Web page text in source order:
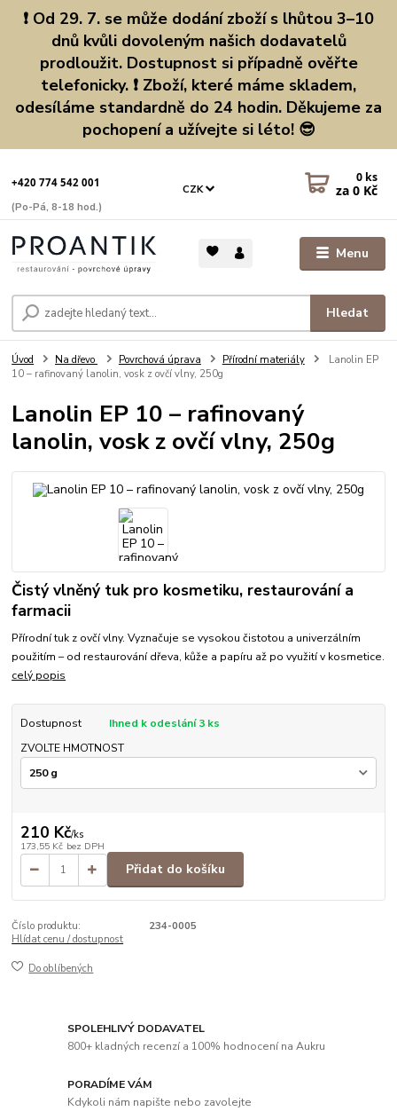
❗ Od 29. 7. se může dodání zboží s lhůtou 3–10
dnů kvůli dovoleným našich dodavatelů
prodloužit. Dostupnost si případně ověřte
telefonicky. ❗ Zboží, které máme skladem,
odesíláme standardně do 24 hodin. Děkujeme za
pochopení a užívejte si léto! 😎
Menu
CZK
Hledat
+420 774 542 001
(Po-Pá, 8-18 hod.)
0 ks
za 0 Kč
Úvod Na dřevo Povrchová úprava Přírodní materiály
Lanolin EP
10 – rafinovaný lanolin, vosk z ovčí vlny, 250g
Lanolin EP 10 – rafinovaný
lanolin, vosk z ovčí vlny, 250g
Čistý vlněný tuk pro kosmetiku, restaurování a
farmacii
Přírodní tuk z ovčí vlny. Vyznačuje se vysokou čistotou a univerzálním
použitím – od restaurování dřeva, kůže a papíru až po využití v kosmetice.
celý popis
Dostupnost
Ihned k odeslání 3 ks
ZVOLTE HMOTNOST
210 Kč/ks
173,55 Kč bez DPH
Přidat do košíku
Číslo produktu:
234-0005
Hlídat cenu / dostupnost
Do oblíbených
SPOLEHLIVÝ DODAVATEL
800+ kladných recenzí a 100% hodnocení na Aukru
PORADÍME VÁM
Kdykoli nám napište nebo zavolejte